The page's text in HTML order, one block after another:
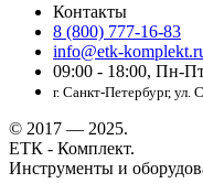
Контакты
8 (800) 777-16-83
info@etk-
09:00 - 18:00, Пн-
г. Санкт-Петербург,
© 2017 — 2025.
ЕТК - Комплект.
Инструменты и